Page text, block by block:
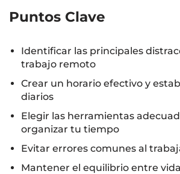
Puntos Clave
Identificar las principales
trabajo remoto
Crear un horario efectivo y
diarios
Elegir las herramientas
organizar tu tiempo
Evitar errores comunes al
Mantener el equilibrio entre